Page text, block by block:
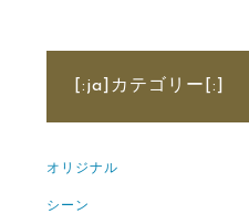
[:ja]カテゴリー[:]
オリジナル
シーン